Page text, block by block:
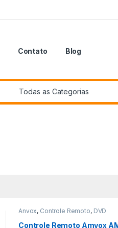
Contato Blog
Anvox, Controle Remoto, DVD
Controle Remoto Amvox